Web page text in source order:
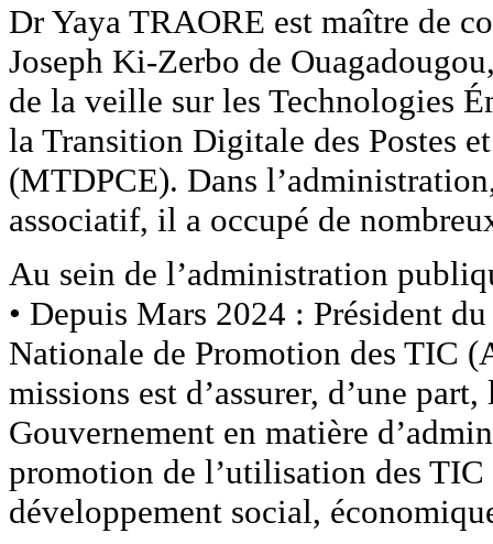
Dr Yaya TRAORE est maître de
Joseph Ki-Zerbo de
de la veille sur les Technologies
la Transition Digitale des Postes
(MTDPCE). Dans
associatif, il a occupé de
Au sein de l’administration
• Depuis Mars 2024 : Président
Nationale de Promotion des TIC
missions est d’assurer, d’une
Gouvernement en matière
promotion de l’utilisation des TIC
développement social,